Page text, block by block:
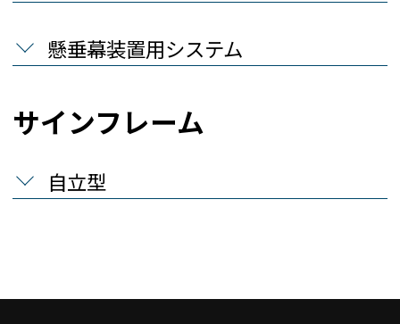
懸垂幕装置用システム
サインフレーム
自立型